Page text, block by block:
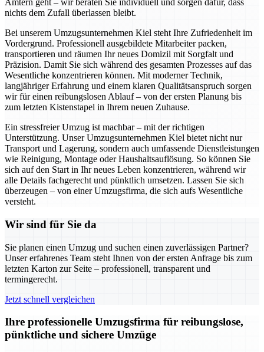
Ämtern geht – wir beraten Sie individuell und sorgen dafür, dass
nichts dem Zufall überlassen bleibt.
Bei unserem Umzugsunternehmen Kiel steht Ihre Zufriedenheit im
Vordergrund. Professionell ausgebildete Mitarbeiter packen,
transportieren und räumen Ihr neues Domizil mit Sorgfalt und
Präzision. Damit Sie sich während des gesamten Prozesses auf das
Wesentliche konzentrieren können. Mit moderner Technik,
langjähriger Erfahrung und einem klaren Qualitätsanspruch sorgen
wir für einen reibungslosen Ablauf – von der ersten Planung bis
zum letzten Kistenstapel in Ihrem neuen Zuhause.
Ein stressfreier Umzug ist machbar – mit der richtigen
Unterstützung. Unser Umzugsunternehmen Kiel bietet nicht nur
Transport und Lagerung, sondern auch umfassende Dienstleistungen
wie Reinigung, Montage oder Haushaltsauflösung. So können Sie
sich auf den Start in Ihr neues Leben konzentrieren, während wir
alle Details fachgerecht und pünktlich umsetzen. Lassen Sie sich
überzeugen – von einer Umzugsfirma, die sich aufs Wesentliche
versteht.
Wir sind für Sie da
Sie planen einen Umzug und suchen einen zuverlässigen Partner?
Unser erfahrenes Team steht Ihnen von der ersten Anfrage bis zum
letzten Karton zur Seite – professionell, transparent und
termingerecht.
Jetzt schnell vergleichen
Ihre professionelle Umzugsfirma für reibungslose,
pünktliche und sichere Umzüge